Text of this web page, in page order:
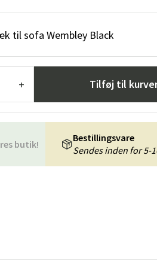
til sofa Wembley Black
+ Tilføj til
butik!
Bestillingsvare
Sendes inden for 5-